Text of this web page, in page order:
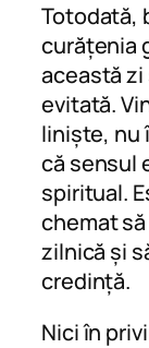
Totodată,
curățenia
această zi
evitată.
liniște, nu
că sensul
spiritual.
chemat
zilnică și
credință.
Nici în